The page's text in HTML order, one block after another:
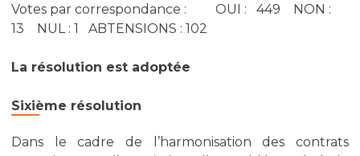
Votes par correspondance : OUI : 449 NON :
13 NUL : 1 ABTENSIONS : 102
La résolution est adoptée
Sixième résolution
Dans le cadre de l’harmonisation des contrats